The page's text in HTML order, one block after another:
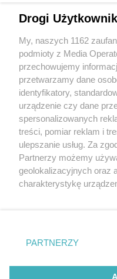
Wydawca mediów
Nie zapomnij
zapoznać się z:
polityką
Twojemiasto
Piekary Śląskie
Chorzów
Tarnowskie Góry
Gliwice
Drogi
My, naszych 1162
podmioty z Media
przechowujemy
przetwarzamy dane
identyfikatory,
urządzenie czy dane
spersonalizowanych
treści, pomiar reklam i
ulepszanie usług. Za
Partnerzy możemy
geolokalizacyjnych oraz
charakterystykę
zmienić/wycofać
znajdujący się w lewym
rodzaje przetwarzania
użytkownika, ale masz
PARTNERZY